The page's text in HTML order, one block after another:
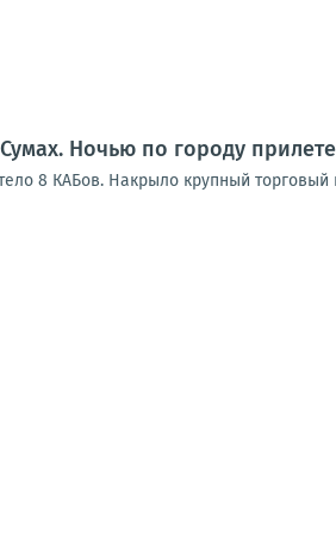
Ночью по городу
8 КАБов. Накрыло крупный